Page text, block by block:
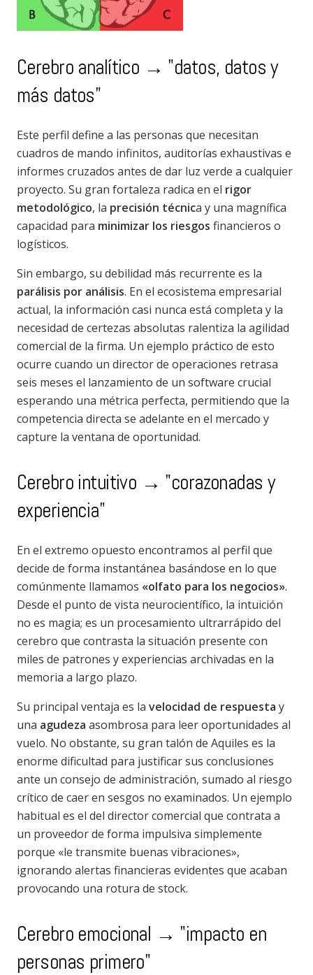
Cerebro analítico → "datos, datos y
más datos"
Este perfil define a las personas que necesitan
cuadros de mando infinitos, auditorías exhaustivas e
informes cruzados antes de dar luz verde a cualquier
proyecto. Su gran fortaleza radica en el rigor
metodológico, la precisión técnica y una magnífica
capacidad para minimizar los riesgos financieros o
logísticos.
Sin embargo, su debilidad más recurrente es la
parálisis por análisis. En el ecosistema empresarial
actual, la información casi nunca está completa y la
necesidad de certezas absolutas ralentiza la agilidad
comercial de la firma. Un ejemplo práctico de esto
ocurre cuando un director de operaciones retrasa
seis meses el lanzamiento de un software crucial
esperando una métrica perfecta, permitiendo que la
competencia directa se adelante en el mercado y
capture la ventana de oportunidad.
Cerebro intuitivo → "corazonadas y
experiencia"
En el extremo opuesto encontramos al perfil que
decide de forma instantánea basándose en lo que
comúnmente llamamos «olfato para los negocios».
Desde el punto de vista neurocientífico, la intuición
no es magia; es un procesamiento ultrarrápido del
cerebro que contrasta la situación presente con
miles de patrones y experiencias archivadas en la
memoria a largo plazo.
Su principal ventaja es la velocidad de respuesta y
una agudeza asombrosa para leer oportunidades al
vuelo. No obstante, su gran talón de Aquiles es la
enorme dificultad para justificar sus conclusiones
ante un consejo de administración, sumado al riesgo
crítico de caer en sesgos no examinados. Un ejemplo
habitual es el del director comercial que contrata a
un proveedor de forma impulsiva simplemente
porque «le transmite buenas vibraciones»,
ignorando alertas financieras evidentes que acaban
provocando una rotura de stock.
Cerebro emocional → "impacto en
personas primero"